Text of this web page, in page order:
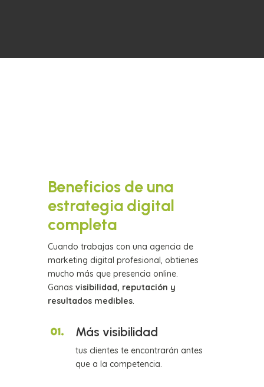
Beneficios de una
estrategia digital
completa
Cuando trabajas con una agencia de
marketing digital profesional, obtienes
mucho más que presencia online.
Ganas visibilidad, reputación y
resultados medibles.
Más visibilidad
tus clientes te encontrarán antes
que a la competencia.